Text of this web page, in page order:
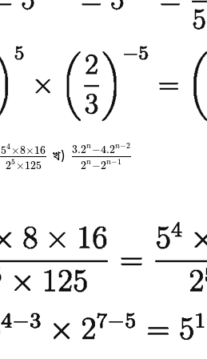
54 ×8×16
25 ×125
54×8× 25× 125
খ) 3.2n −4.2n−2
2n −2n−1
3 .2 n-4.2